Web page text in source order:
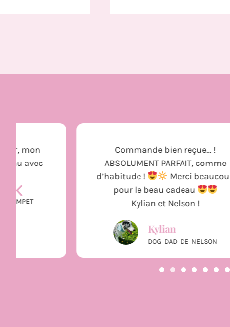
Commande bien reçue… !
ABSOLUMENT PARFAIT, comme
Merci beaucoup
pour le beau cadeau
Kylian et Nelson !
Kylian
DOG DAD DE NELSON